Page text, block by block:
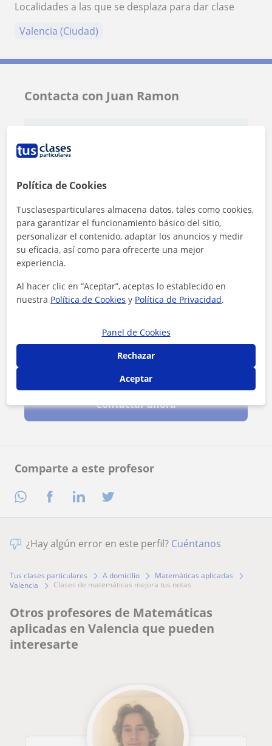
Comparte a este profesor
Localidades a las que se desplaza para dar clase
Valencia (Ciudad)
Contacta con Juan Ramon
1ª clase gratis
Contactar ahora
¿Hay algún error en este perfil? Cuéntanos
Tus clases particulares A domicilio
Matemáticas aplicadas
Valencia
clases de matemáticas mejora tus notas
Otros profesores de Matemáticas
aplicadas en Valencia que pueden
interesarte
Política de Cookies
Tusclasesparticulares almacena datos, tales como cookies,
para garantizar el funcionamiento básico del sitio,
personalizar el contenido, adaptar los anuncios y medir
su eficacia, así como para ofrecerte una mejor
experiencia.
Al hacer clic en “Aceptar”, aceptas lo establecido en
nuestra Política de Cookies y Política de Privacidad.
Panel de Cookies
Rechazar
Aceptar